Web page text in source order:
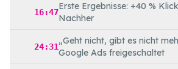
16:47
Erste Ergebnisse: +40 %
Nachher
24:31
„Geht nicht, gibt es nicht
Google Ads freigeschaltet